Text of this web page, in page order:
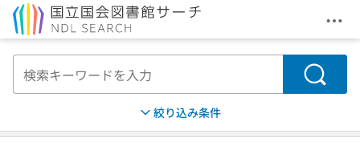
メ
検索
絞り込み条件